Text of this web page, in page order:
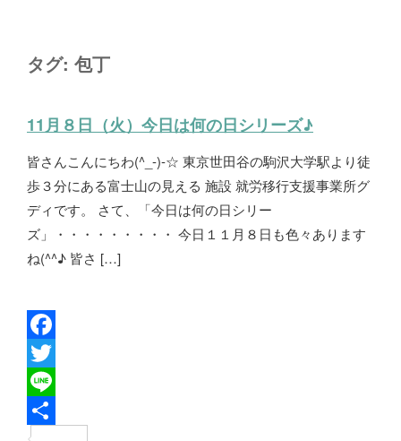
タグ: 包丁
11月８日（火）今日は何の日シリーズ♪
皆さんこんにちわ(^_-)-☆ 東京世田谷の駒沢大学駅より徒
歩３分にある富士山の見える 施設 就労移行支援事業所グ
ディです。 さて、「今日は何の日シリー
ズ」・・・・・・・・・ 今日１１月８日も色々あります
ね(^^♪ 皆さ […]
F
a
c
T
w
L